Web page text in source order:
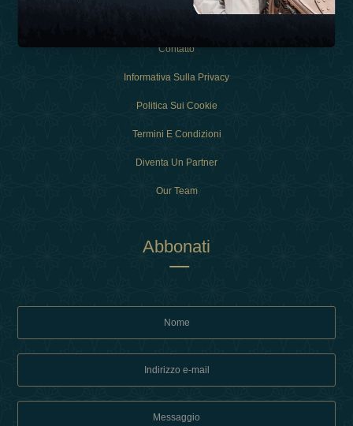
Contatto
Informativa Sulla Privacy
Politica Sui Cookie
Termini E Condizioni
Diventa Un Partner
Our Team
Abbonati